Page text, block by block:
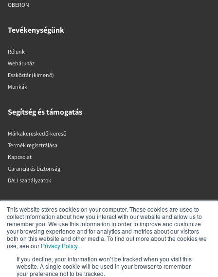
This website stores cookies on your computer. These cookies are used to
collect information about how you interact with our website and allow us to
remember you. We use this information in order to improve and customize
your browsing experience and for analytics and metrics about our visitors
both on this website and other media. To find out more about the cookies we
use, see our Privacy Policy.
If you decline, your information won’t be tracked when you visit this
website. A single cookie will be used in your browser to remember
your preference not to be tracked.
OBERON
Tevékenységünk
Rólunk
Webáruház
Eszköztár (kimenő)
Munkák
Segítség és támogatás
Márkakereskedő-kereső
Termék regisztrálása
Kapcsolat
Garancia és biztonság
DALI szabályzatok
DALI A/S
Dali Allé 1
Nørager
Nordjylland
9610
Dánia
+45 9672 1155